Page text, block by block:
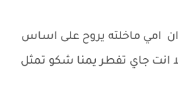
امي ماخلته يروح على اساس
انت جاي تفطر يمنا شكو تمثل